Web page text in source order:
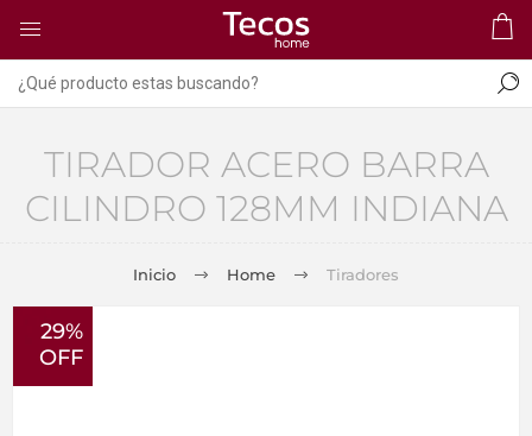
TIRADOR ACERO BARRA
CILINDRO 128MM INDIANA
Inicio Home Tiradores
29%
OFF